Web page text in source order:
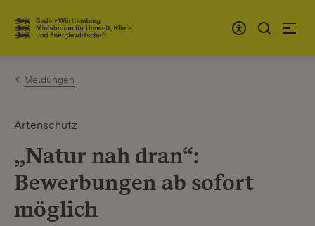
Zum Inhalt springen
Link zur Startseite
Meldungen
Artenschutz
„Natur nah dran“:
Bewerbungen ab sofort
möglich